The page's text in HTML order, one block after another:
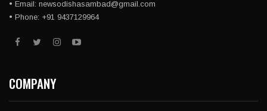
• Email: newsodishasambad@gmail.com
• Phone: +91 9437129964
COMPANY